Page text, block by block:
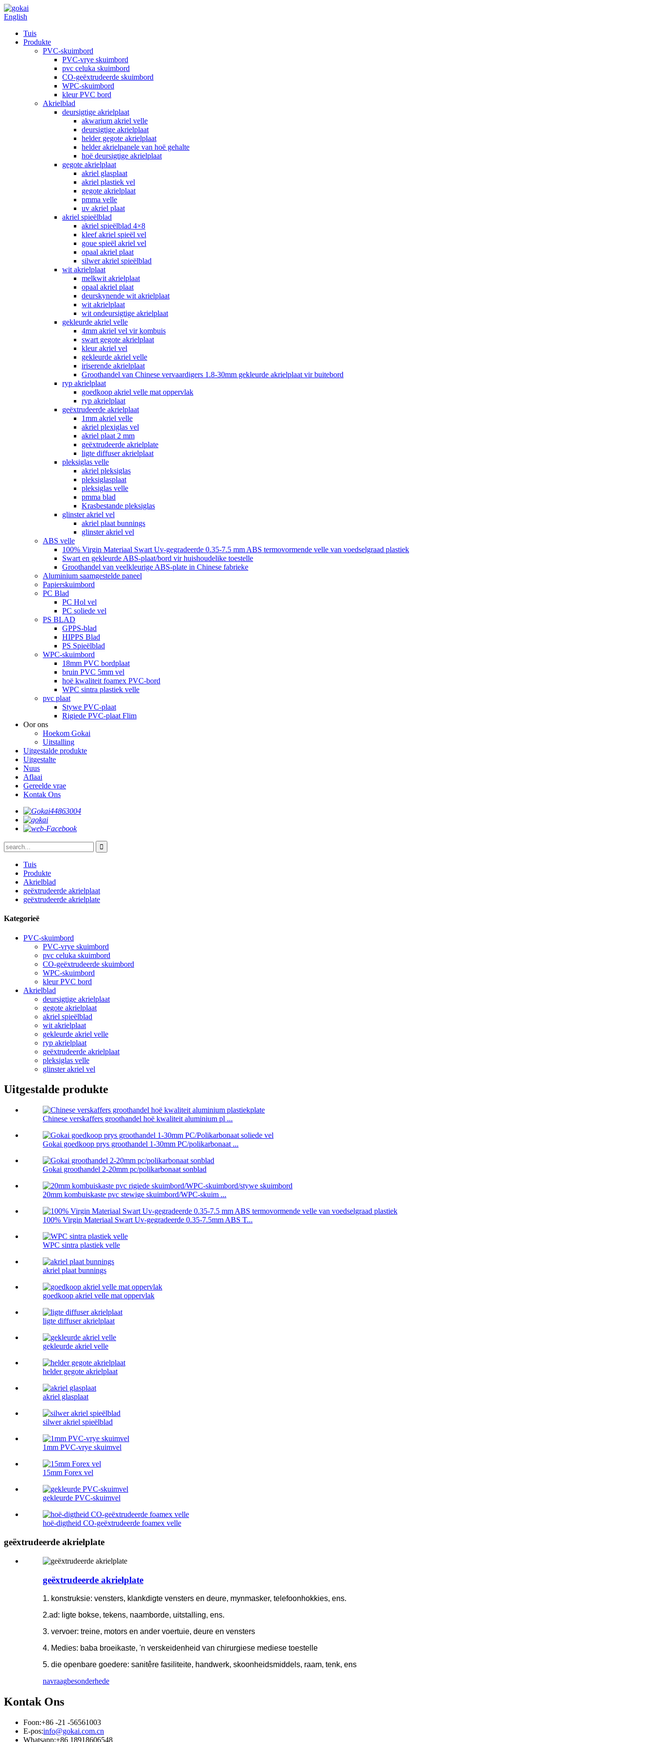
English
Tuis
Produkte
PVC-skuimbord
PVC-vrye skuimbord
pvc celuka skuimbord
CO-geëxtrudeerde skuimbord
WPC-skuimbord
kleur PVC bord
Akrielblad
deursigtige akrielplaat
akwarium akriel velle
deursigtige akrielplaat
helder gegote akrielplaat
helder akrielpanele van hoë gehalte
hoë deursigtige akrielplaat
gegote akrielplaat
akriel glasplaat
akriel plastiek vel
gegote akrielplaat
pmma velle
uv akriel plaat
akriel spieëlblad
akriel spieëlblad 4×8
kleef akriel spieël vel
goue spieël akriel vel
opaal akriel plaat
silwer akriel spieëlblad
wit akrielplaat
melkwit akrielplaat
opaal akriel plaat
deurskynende wit akrielplaat
wit akrielplaat
wit ondeursigtige akrielplaat
gekleurde akriel velle
4mm akriel vel vir kombuis
swart gegote akrielplaat
kleur akriel vel
gekleurde akriel velle
iriserende akrielplaat
Groothandel van Chinese vervaardigers 1.8-30mm gekleurde akrielplaat vir buitebord
ryp akrielplaat
goedkoop akriel velle mat oppervlak
ryp akrielplaat
geëxtrudeerde akrielplaat
1mm akriel velle
akriel plexiglas vel
akriel plaat 2 mm
geëxtrudeerde akrielplate
ligte diffuser akrielplaat
pleksiglas velle
akriel pleksiglas
pleksiglasplaat
pleksiglas velle
pmma blad
Krasbestande pleksiglas
glinster akriel vel
akriel plaat bunnings
glinster akriel vel
ABS velle
100% Virgin Materiaal Swart Uv-gegradeerde 0.35-7.5 mm ABS termovormende velle van voedselgraad plastiek
Swart en gekleurde ABS-plaat/bord vir huishoudelike toestelle
Groothandel van veelkleurige ABS-plate in Chinese fabrieke
Aluminium saamgestelde paneel
Papierskuimbord
PC Blad
PC Hol vel
PC soliede vel
PS BLAD
GPPS-blad
HIPPS Blad
PS Spieëlblad
WPC-skuimbord
18mm PVC bordplaat
bruin PVC 5mm vel
hoë kwaliteit foamex PVC-bord
WPC sintra plastiek velle
pvc plaat
Stywe PVC-plaat
Rigiede PVC-plaat Flim
Oor ons
Hoekom Gokai
Uitstalling
Uitgestalde produkte
Uitgestalte
Nuus
Aflaai
Gereelde vrae
Kontak Ons
Tuis
Produkte
Akrielblad
geëxtrudeerde akrielplaat
geëxtrudeerde akrielplate
Kategorieë
PVC-skuimbord
PVC-vrye skuimbord
pvc celuka skuimbord
CO-geëxtrudeerde skuimbord
WPC-skuimbord
kleur PVC bord
Akrielblad
deursigtige akrielplaat
gegote akrielplaat
akriel spieëlblad
wit akrielplaat
gekleurde akriel velle
ryp akrielplaat
geëxtrudeerde akrielplaat
pleksiglas velle
glinster akriel vel
Uitgestalde produkte
Chinese verskaffers groothandel hoë kwaliteit aluminium pl ...
Gokai goedkoop prys groothandel 1-30mm PC/polikarbonaat ...
Gokai groothandel 2-20mm pc/polikarbonaat sonblad
20mm kombuiskaste pvc stewige skuimbord/WPC-skuim ...
100% Virgin Materiaal Swart Uv-gegradeerde 0.35-7.5mm ABS T...
WPC sintra plastiek velle
akriel plaat bunnings
goedkoop akriel velle mat oppervlak
ligte diffuser akrielplaat
gekleurde akriel velle
helder gegote akrielplaat
akriel glasplaat
silwer akriel spieëlblad
1mm PVC-vrye skuimvel
15mm Forex vel
gekleurde PVC-skuimvel
hoë-digtheid CO-geëxtrudeerde foamex velle
geëxtrudeerde akrielplate
geëxtrudeerde akrielplate
1. konstruksie: vensters, klankdigte vensters en deure, mynmasker, telefoonhokkies, ens.
2.ad: ligte bokse, tekens, naamborde, uitstalling, ens.
3. vervoer: treine, motors en ander voertuie, deure en vensters
4. Medies: baba broeikaste, 'n verskeidenheid van chirurgiese mediese toestelle
5. die openbare goedere: sanitêre fasiliteite, handwerk, skoonheidsmiddels, raam, tenk, ens
navraagbesonderhede
Kontak Ons
Foon:+86 -21 -56561003
E-pos:info@gokai.com.cn
Whatsapp:+86 18918606548